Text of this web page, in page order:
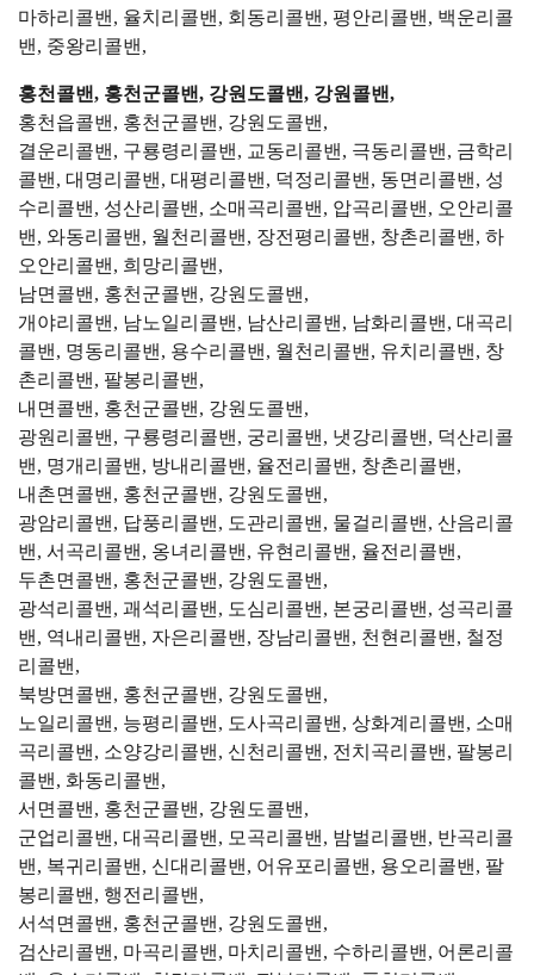
마하리콜밴, 율치리콜밴, 회동리콜밴, 평안리콜밴, 백운리콜
밴, 중왕리콜밴,
홍천콜밴, 홍천군콜밴, 강원도콜밴, 강원콜밴,
홍천읍콜밴, 홍천군콜밴, 강원도콜밴,
결운리콜밴, 구룡령리콜밴, 교동리콜밴, 극동리콜밴, 금학리
콜밴, 대명리콜밴, 대평리콜밴, 덕정리콜밴, 동면리콜밴, 성
수리콜밴, 성산리콜밴, 소매곡리콜밴, 압곡리콜밴, 오안리콜
밴, 와동리콜밴, 월천리콜밴, 장전평리콜밴, 창촌리콜밴, 하
오안리콜밴, 희망리콜밴,
남면콜밴, 홍천군콜밴, 강원도콜밴,
개야리콜밴, 남노일리콜밴, 남산리콜밴, 남화리콜밴, 대곡리
콜밴, 명동리콜밴, 용수리콜밴, 월천리콜밴, 유치리콜밴, 창
촌리콜밴, 팔봉리콜밴,
내면콜밴, 홍천군콜밴, 강원도콜밴,
광원리콜밴, 구룡령리콜밴, 궁리콜밴, 냇강리콜밴, 덕산리콜
밴, 명개리콜밴, 방내리콜밴, 율전리콜밴, 창촌리콜밴,
내촌면콜밴, 홍천군콜밴, 강원도콜밴,
광암리콜밴, 답풍리콜밴, 도관리콜밴, 물걸리콜밴, 산음리콜
밴, 서곡리콜밴, 옹녀리콜밴, 유현리콜밴, 율전리콜밴,
두촌면콜밴, 홍천군콜밴, 강원도콜밴,
광석리콜밴, 괘석리콜밴, 도심리콜밴, 본궁리콜밴, 성곡리콜
밴, 역내리콜밴, 자은리콜밴, 장남리콜밴, 천현리콜밴, 철정
리콜밴,
북방면콜밴, 홍천군콜밴, 강원도콜밴,
노일리콜밴, 능평리콜밴, 도사곡리콜밴, 상화계리콜밴, 소매
곡리콜밴, 소양강리콜밴, 신천리콜밴, 전치곡리콜밴, 팔봉리
콜밴, 화동리콜밴,
서면콜밴, 홍천군콜밴, 강원도콜밴,
군업리콜밴, 대곡리콜밴, 모곡리콜밴, 밤벌리콜밴, 반곡리콜
밴, 복귀리콜밴, 신대리콜밴, 어유포리콜밴, 용오리콜밴, 팔
봉리콜밴, 행전리콜밴,
서석면콜밴, 홍천군콜밴, 강원도콜밴,
검산리콜밴, 마곡리콜밴, 마치리콜밴, 수하리콜밴, 어론리콜